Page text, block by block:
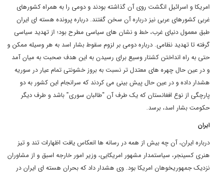
امریکا و اسرائیل انگشت روی آن گذاشته بودند و دومی را به همراه کشورهای
غربی کشورهای عربی نیز درباره آن سخن گفتند. درباره پرونده هسته ای ایران
طبق معمول دنیای غرب، خط و نشان های سیاسی مطرح بود؛ از تهدید سیاسی
گرفته تا تهدید نظامی. درباره دومی بر لزوم سقوط بشار اسد به هر وسیله ممکن و
حتی به راه انداختن کشتار وسیع برای رسیدن به این هدف صحبت به میان آمد
و در عین حال چهره های معتدل تر نسبت به بروز خشونتی تمام عیار در سوریه
هشدار داده و در عین حال پیش بینی می کردند که سرانجام این کشور به دو
پارچگی از نوع افغانستان که یک طرف آن "طالبان سوری" باشد و طرف دیگر
حکومت بشار اسد، برسد.
ایران
درباره ایران، آن چه بیش از همه در رسانه ها انعکاس یافت اظهارات تند و تیز
هنری کسینجر، سیاستمدار مشهور امریکایی، وزیر امور خارجه اسبق و از مشاوران
نزدیک جمهوریخوهان امریکا بود. وی هشدار داد که بحران هسته ای ایران در